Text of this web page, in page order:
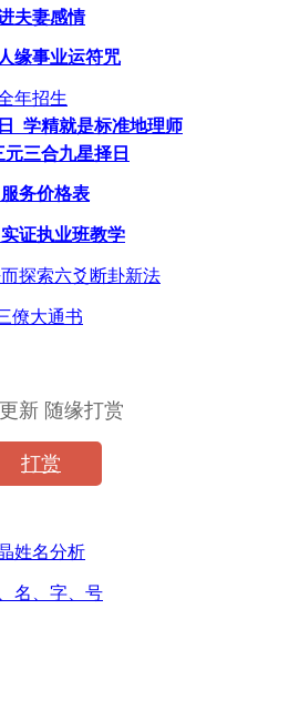
夫妻感情
缘事业运符咒
年招生
学精就是标准地理师
三合九星择日
务价格表
实证执业班教学
探索六爻断卦新法
僚大通书
新 随缘打赏
打赏
姓名分析
名、字、号